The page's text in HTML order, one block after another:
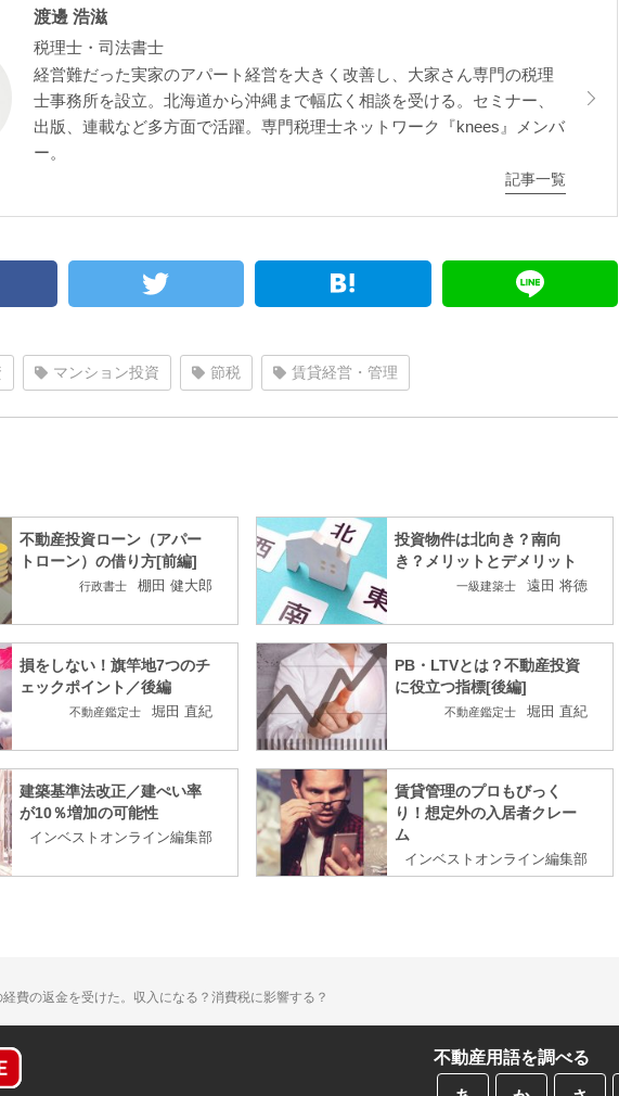
渡邊 浩滋
税理士・司法書士
経営難だった実家のアパート経営を大きく改善し、大家さん専門の税理
士事務所を設立。北海道から沖縄まで幅広く相談を受ける。セミナー、
出版、連載など多方面で活躍。専門税理士ネットワーク『knees』メンバ
ー。
記事一覧
マンション投資 節税 賃貸経営・管理
不動産投資ローン（アパー
トローン）の借り方[前編]
行政書士 棚田 健大郎
投資物件は北向き？南向
き？メリットとデメリット
一級建築士 遠田 将徳
損をしない！旗竿地7つのチ
ェックポイント／後編
不動産鑑定士 堀田 直紀
PB・LTVとは？不動産投資
に役立つ指標[後編]
不動産鑑定士 堀田 直紀
建築基準法改正／建ぺい率
が10％増加の可能性
インベストオンライン編集部
賃貸管理のプロもびっく
り！想定外の入居者クレー
ム
インベストオンライン編集部
費の返金を受けた。収入になる？消費税に影響する？
不動産用語を調べる